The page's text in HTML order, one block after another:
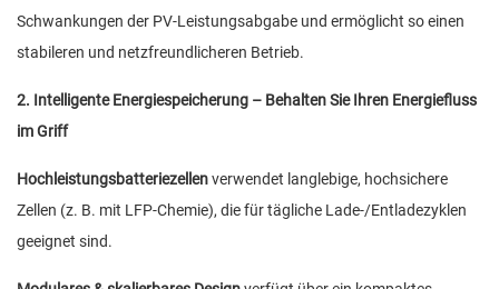
Schwankungen der PV-Leistungsabgabe und ermöglicht so einen
stabileren und netzfreundlicheren Betrieb.
2. Intelligente Energiespeicherung – Behalten Sie Ihren Energiefluss
im Griff
Hochleistungsbatteriezellenverwendet langlebige, hochsichere
Zellen (z. B. mit LFP-Chemie), die für tägliche Lade-/Entladezyklen
geeignet sind.